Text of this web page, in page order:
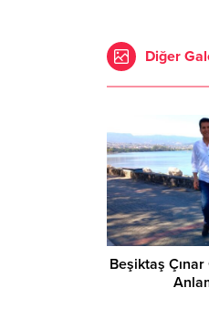
Diğer
Beşiktaş